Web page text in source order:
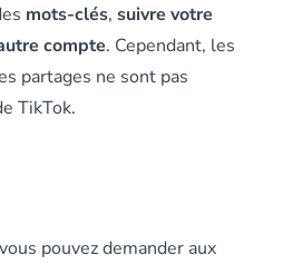
mots-clés, suivre votre
compte. Cependant, les
partages ne sont pas
TikTok.
pouvez demander aux